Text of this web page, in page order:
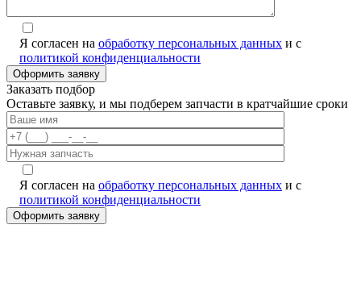
Я согласен на обработку персональных данных и с
политикой конфиденциальности
Заказать подбор
Оставьте заявку, и мы подберем запчасти в кратчайшие сроки
Я согласен на обработку персональных данных и с
политикой конфиденциальности